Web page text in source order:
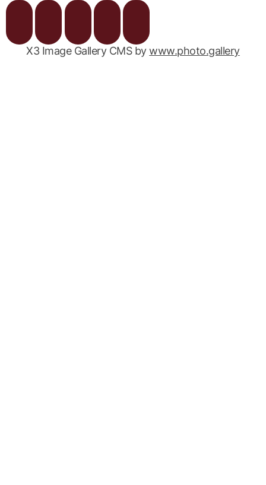
X3 Image Gallery CMS bywww.photo.gallery